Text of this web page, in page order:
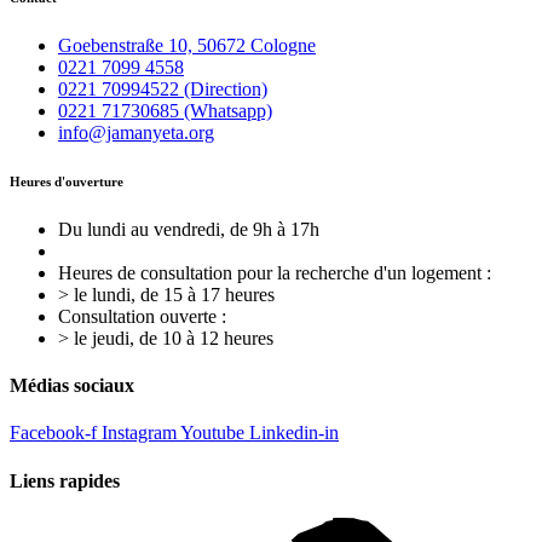
Goebenstraße 10, 50672 Cologne
0221 7099 4558
0221 70994522 (Direction)
0221 71730685 (Whatsapp)
info@jamanyeta.org
Heures d'ouverture
Du lundi au vendredi, de 9h à 17h
Heures de consultation pour la recherche d'un logement :
> le lundi, de 15 à 17 heures
Consultation ouverte :
> le jeudi, de 10 à 12 heures
Médias sociaux
Facebook-f InstagramYoutube Linkedin-in
Liens rapides